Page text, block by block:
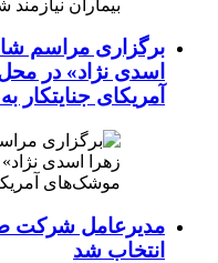
برگزاری مراسم
اسدی نژاد» در
آمریکای جنایتکار
مدیرعامل شرکت
انتخاب شد